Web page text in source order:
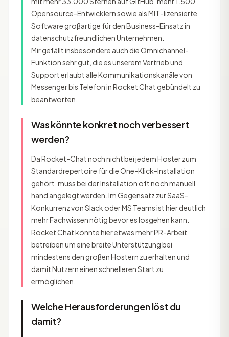
Opensource-Entwicklern sowie als MIT-lizensierte
Software großartige für den Business-Einsatz in
datenschutzfreundlichen Unternehmen.
Mir gefällt insbesondere auch die Omnichannel-
Funktion sehr gut, die es unserem Vertrieb und
Support erlaubt alle Kommunikationskanäle von
Messenger bis Telefon in Rocket Chat gebündelt zu
beantworten.
Was könnte konkret noch verbessert
werden?
Da Rocket-Chat noch nicht bei jedem Hoster zum
Standardrepertoire für die One-Klick-Installation
gehört, muss bei der Installation oft noch manuell
hand angelegt werden. Im Gegensatz zur SaaS-
Konkurrenz von Slack oder MS Teams ist hier deutlich
mehr Fachwissen nötig bevor es losgehen kann.
Rocket Chat könnte hier etwas mehr PR-Arbeit
betreiben um eine breite Unterstützung bei
mindestens den großen Hostern zu erhalten und
damit Nutzern einen schnelleren Start zu
ermöglichen.
Welche Herausforderungen löst du
damit?